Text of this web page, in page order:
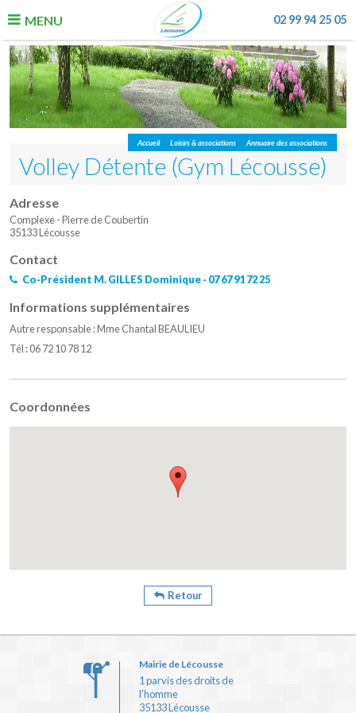
02 99 94 25 05
MENU
La Commune
Vie quotidienne
Enfance, jeunesse, éducation
Urbanisme & Economie
Loisirs & associations
Accueil / Loisirs & associations / Annuaire des associations
Volley Détente (Gym Lécousse)
Adresse
Complexe - Pierre de Coubertin
35133 Lécousse
Contact
Co-Président M. GILLES Dominique - 07 67 91 72 25
Informations supplémentaires
Autre responsable : Mme Chantal BEAULIEU
Tél : 06 72 10 78 12
Coordonnées
Retour
Mairie de Lécousse
1 parvis des droits de
l'homme
35133 Lécousse